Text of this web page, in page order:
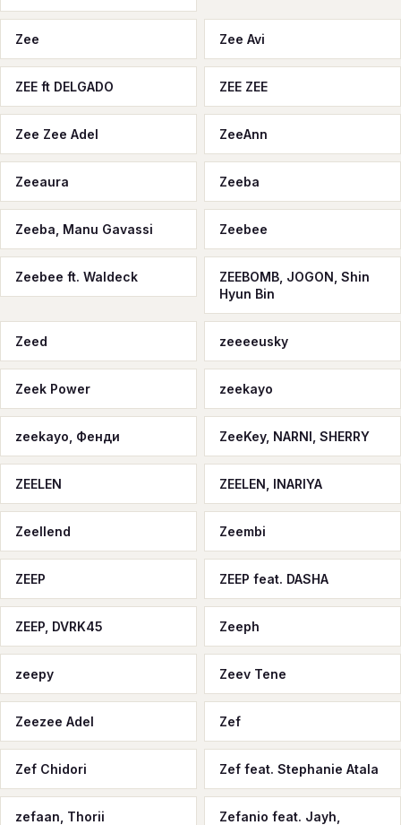
Zee Zee Avi
ZEE ft DELGADO ZEE ZEE
Zee Zee Adel ZeeAnn
Zeeaura Zeeba
Zeeba, Manu Gavassi Zeebee
Zeebee ft. Waldeck
ZEEBOMB, JOGON, Shin
Hyun Bin
Zeed zeeeeusky
Zeek Power zeekayo
zeekayo, Фенди ZeeKey, NARNI, SHERRY
ZEELEN ZEELEN, INARIYA
Zeellend Zeembi
ZEEP ZEEP feat. DASHA
ZEEP, DVRK45 Zeeph
zeepy Zeev Tene
Zeezee Adel Zef
Zef Chidori Zef feat. Stephanie Atala
zefaan, Thorii
Zefanio feat. Jayh,